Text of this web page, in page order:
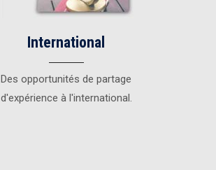
International
Des opportunités de partage
d'expérience à l'international.